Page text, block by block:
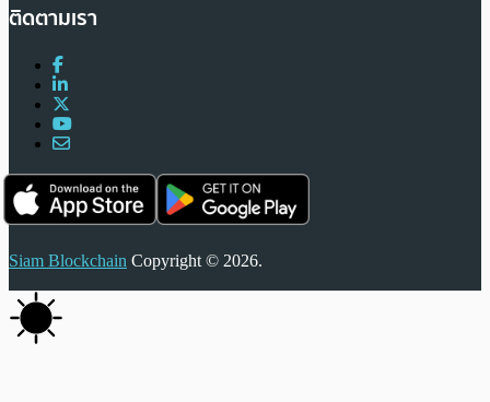
ติดตามเรา
Siam Blockchain Copyright © 2026.